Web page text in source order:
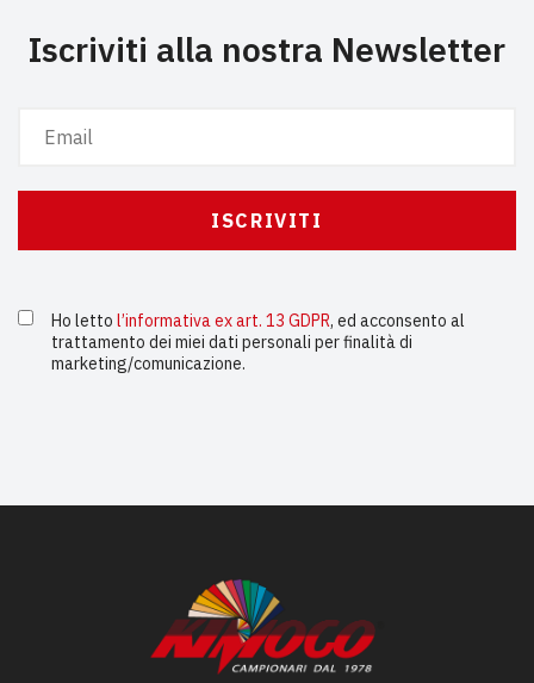
Iscriviti alla nostra Newsletter
Ho letto l’informativa ex art. 13 GDPR, ed acconsento al
trattamento dei miei dati personali per finalità di
marketing/comunicazione.